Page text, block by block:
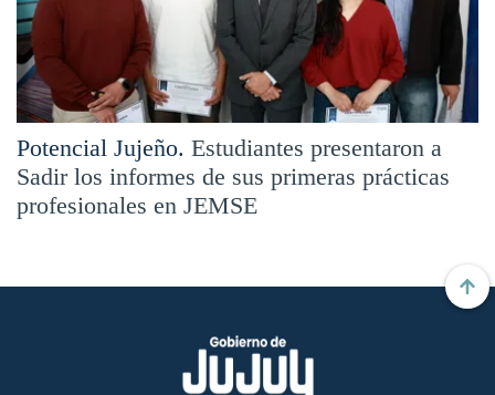
Potencial Jujeño. Estudiantes presentaron a
Sadir los informes de sus primeras prácticas
profesionales en JEMSE